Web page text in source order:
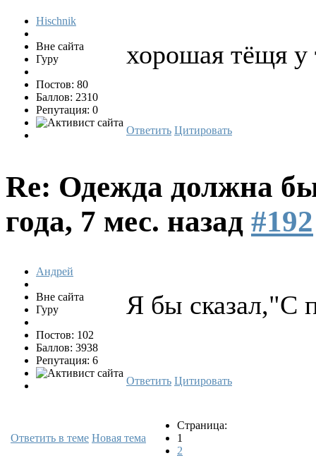
Hischnik
Вне сайта
Гуру
Постов: 80
Баллов: 2310
Репутация: 0
хорошая тёщя у
Ответить Цитировать
Re: Одежда должна
года, 7 мес. назад #192
Андрей
Вне сайта
Гуру
Постов: 102
Баллов: 3938
Репутация: 6
Я бы сказал,"С
Ответить Цитировать
Ответить в теме Новая тема
Страница:
1
2